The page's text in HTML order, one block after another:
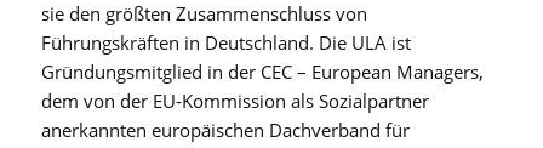
sie den größten Zusammenschluss von
Führungskräften in Deutschland. Die ULA ist
Gründungsmitglied in der CEC – European Managers,
dem von der EU-Kommission als Sozialpartner
anerkannten europäischen Dachverband für